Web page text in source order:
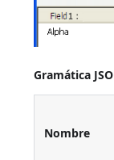
Gramática
Nombre